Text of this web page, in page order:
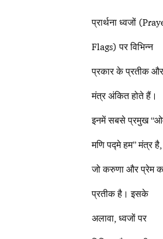
प्रार्थना ध्वजों
Flags) पर विभिन्न
प्रकार के प्रतीक
मंत्र अंकित होते हैं।
इनमें सबसे प्रमुख
मणि पद्मे हम” मंत्र है,
जो करुणा और प्रेम
प्रतीक है। इसके
अलावा, ध्वजों पर